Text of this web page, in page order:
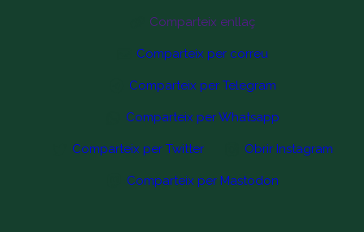
Comparteix enllaç
Comparteix per correu
Comparteix per Telegram
Comparteix per Whatsapp
Comparteix per Twitter Obrir Instagram
Comparteix per Mastodon